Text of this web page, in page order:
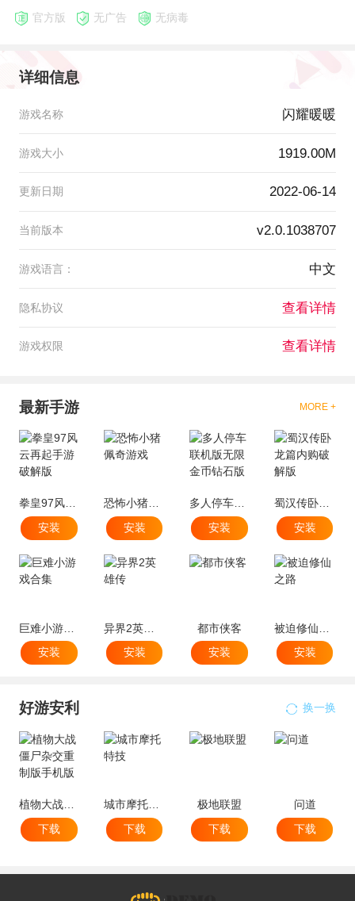
官方版 无广告 无病毒
详细信息
游戏名称 闪耀暖暖
游戏大小 1919.00M
更新日期 2022-06-14
当前版本 v2.0.1038707
游戏语言： 中文
隐私协议 查看详情
游戏权限 查看详情
最新手游 MORE +
拳皇97风云再起手游破解版
安装
恐怖小猪佩奇游戏
安装
多人停车联机版无限金币钻石版
安装
蜀汉传卧龙篇内购破解版
安装
巨难小游戏合集
安装
安装
都市侠客
安装
安装
好游安利 换一换
植物大战僵尸杂交重制版手机版
下载
城市摩托特技
下载
极地联盟
下载
问道
下载